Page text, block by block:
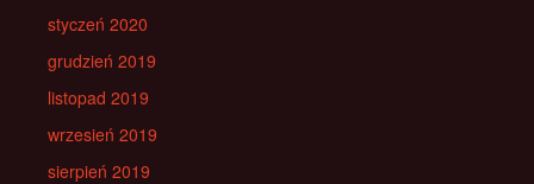
styczeń 2020
grudzień 2019
listopad 2019
wrzesień 2019
sierpień 2019